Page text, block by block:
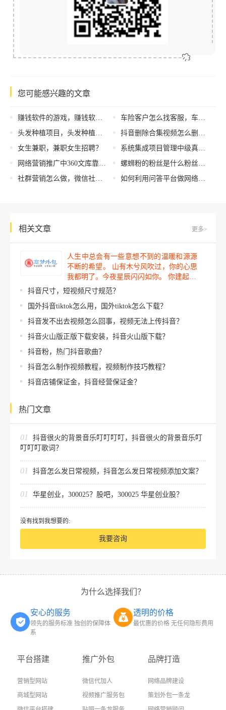
您可能感兴趣的文章
赚钱软件的游戏，赚钱软件的游戏有哪些？
头发种植项目，头发种植项目介绍？
女生兼职，兼职女生招聘？
网络营销推广中360文库靠谱吗！
社群营销怎么做，微信社群营销怎么做？
车险客户怎么找客服，车险客户怎么找客服电话？
抖音删除合集视频怎么删除，抖音删除合集视频会限流吗？
系统集成项目管理中级真题，系统集成项目管理真题？
螺蛳粉的粉丝是什么粉丝，螺蛳粉的粉丝是什么粉丝做的？
如何利用问答平台做网络营销推广？问答平台能做哪些营销推广？
相关文章 更多>
人生中总会有一些意想不到的温暖和源源
不断的希望。 山有木兮风吹过，你的心思
我都明了。今夜星辰闪闪如你。 你建起…
抖音尺寸，短视频尺寸规范？
国外抖音tiktok怎么用，国外tiktok怎么下载？
抖音发不出去视频怎么回事，视频无法上传抖音？
抖音火山版正版下载安装，抖音火山版下载？
抖音粉，热门抖音歌曲？
抖音怎么制作视频教程，视频制作技巧教程？
抖音店铺保证金，抖音经营保证金？
热门文章
01
抖音很火的背景音乐叮叮叮叮，抖音很火的背景音乐叮
叮叮叮歌词？
01 抖音怎么发日常视频，抖音怎么发日常视频添加文案？
01 华星创业，300025？股吧，300025 华星创业股？
没有找到我想要的:
我要咨询
为什么选择我们？
安心的服务
领先的服务标准 独创的保障体
系
透明的价格
最优惠的价格 无任何隐形费用
平台搭建
营销型网站
商城型网站
推广外包
微信代加人
视频推广服务包
品牌打造
网络品牌建设
策划外包一条龙